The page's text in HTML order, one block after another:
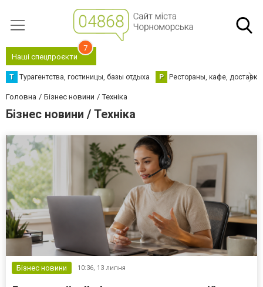
Наші спецпроєкти
7
Т Турагентства, гостиницы, базы отдыха Р Рестораны, кафе,
Головна Бізнес новини Техніка
Бізнес новини / Техніка
Бізнес новини 10:36, 13 липня